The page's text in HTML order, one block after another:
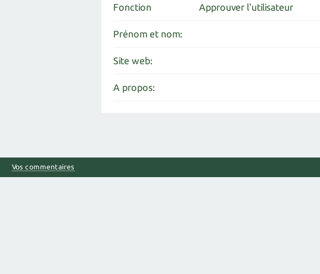
Fonction Approuver l'utilisateur
Prénom et nom:
Site web:
A propos:
Vos commentaires